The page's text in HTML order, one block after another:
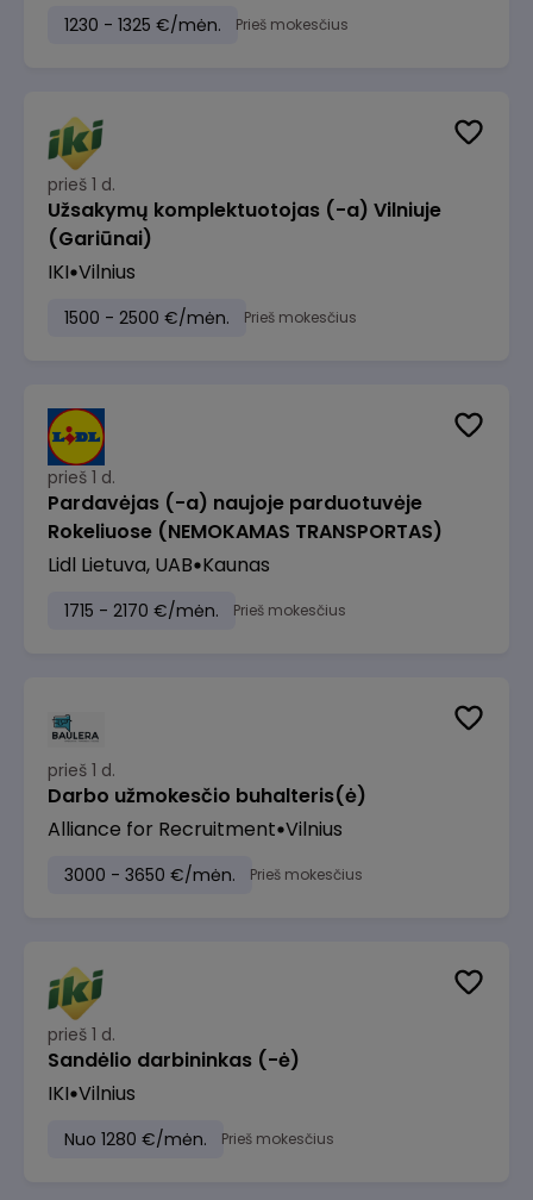
1230 - 1325 €/mėn. Prieš mokesčius
prieš 1 d.
Užsakymų komplektuotojas (-a) Vilniuje
(Gariūnai)
IKI Vilnius
1500 - 2500 €/mėn. Prieš mokesčius
prieš 1 d.
Pardavėjas (-a) naujoje parduotuvėje
Rokeliuose (NEMOKAMAS TRANSPORTAS)
Lidl Lietuva, UAB Kaunas
1715 - 2170 €/mėn. Prieš mokesčius
prieš 1 d.
Darbo užmokesčio buhalteris(ė)
Alliance for Recruitment Vilnius
3000 - 3650 €/mėn. Prieš mokesčius
prieš 1 d.
Sandėlio darbininkas (-ė)
IKI Vilnius
Nuo 1280 €/mėn. Prieš mokesčius